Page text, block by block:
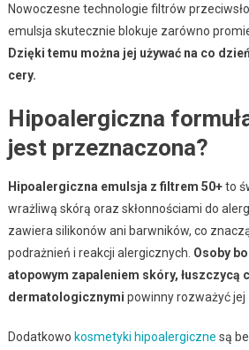
Nowoczesne technologie filtrów
emulsja skutecznie blokuje zarówno
Dzięki temu można jej używać na co
cery.
Hipoalergiczna
jest przeznaczona?
Hipoalergiczna emulsja z filtrem 50+to
wrażliwą skórą oraz skłonnościami do
zawiera silikonów ani barwników, co
podrażnień i reakcji alergicznych. Osoby
atopowym zapaleniem skóry, łuszczycą
dermatologicznymi powinny rozważyć jej
Dodatkowo kosmetyki hipoalergiczne są